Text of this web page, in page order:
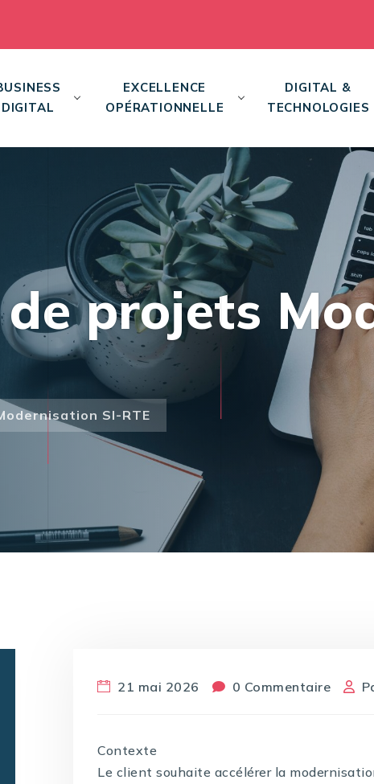
DIGITAL
EXCELLENCE
OPÉRATIONNELLE
DIGITAL &
TECHNOLOGIES
projets
SI-RTE
21 mai 2026 0 Commentaire
Contexte
Le client souhaite accélérer la